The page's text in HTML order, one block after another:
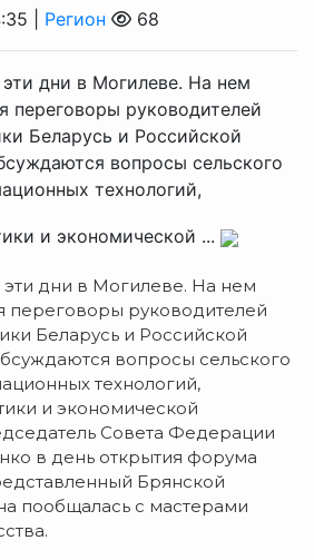
| Регион 68
дни в Могилеве. На нем
переговоры руководителей
Беларусь и Российской
вопросы сельского
технологий,
и экономической ...
дни в Могилеве. На нем
переговоры руководителей
Беларусь и Российской
вопросы сельского
технологий,
и экономической
Совета Федерации
в день открытия форума
Брянской
пообщалась с мастерами